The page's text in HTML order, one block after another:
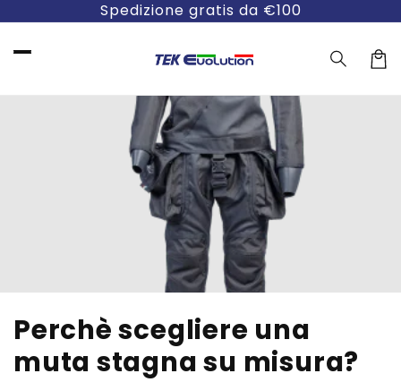
Spedizione gratis da €100
Perchè scegliere una
muta stagna su misura?